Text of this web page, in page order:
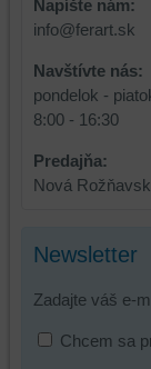
Napíšte nám:
info@ferart.sk
Navštívte nás:
pondelok -
8:00 - 16:30
Predajňa:
Nová
Newsletter
Zadajte váš e-
Chcem sa
aby
mali
používateľský
účet
alebo
skripty
zdroje
strán,